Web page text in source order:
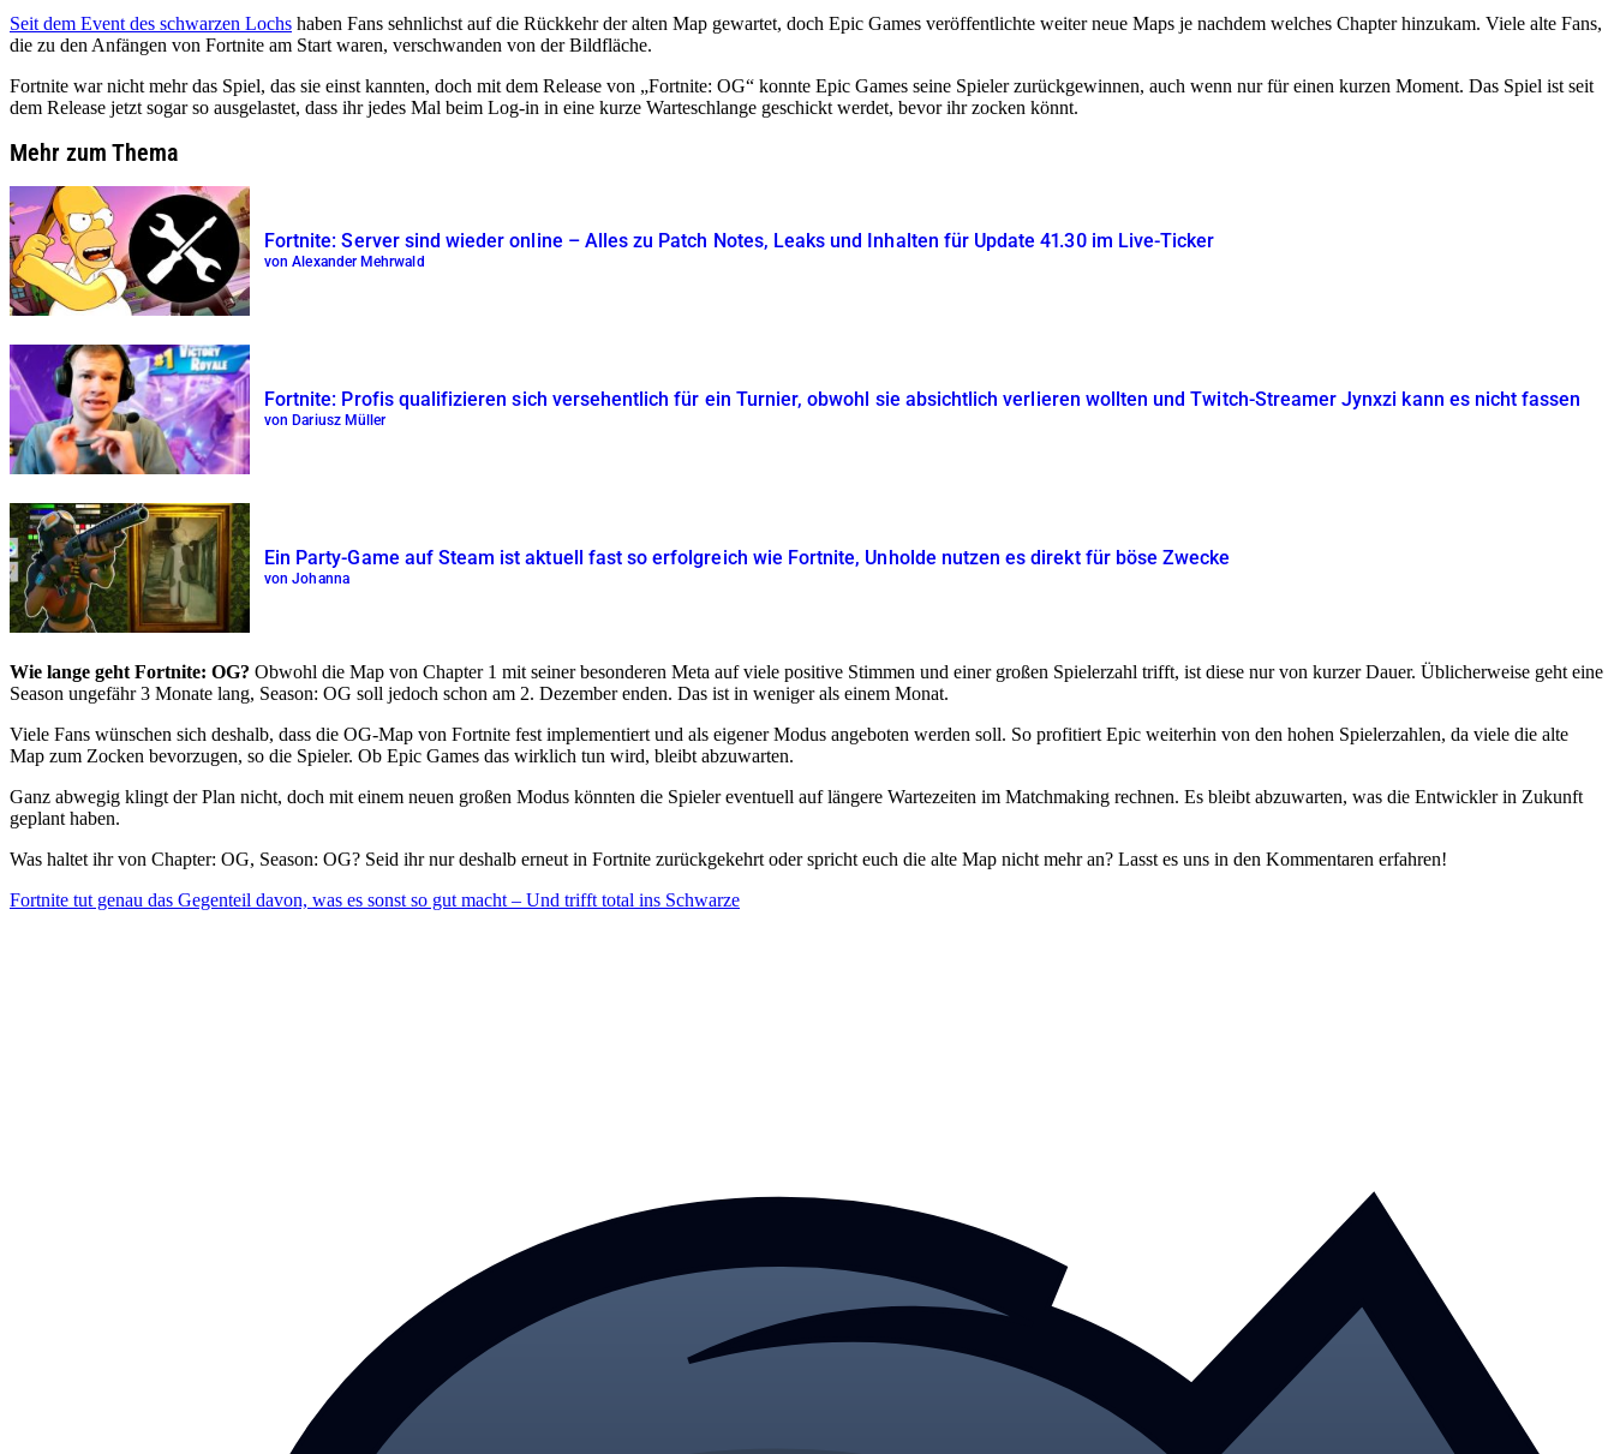
Seit dem Event des schwarzen Lochs haben Fans sehnlichst auf die Rückkehr der alten Map gewartet, doch Epic Games veröffentlichte weiter neue Maps je nachdem welches Chapter hinzukam. Viele alte Fans,
die zu den Anfängen von Fortnite am Start waren, verschwanden von der Bildfläche.
Fortnite war nicht mehr das Spiel, das sie einst kannten, doch mit dem Release von „Fortnite: OG“ konnte Epic Games seine Spieler zurückgewinnen, auch wenn nur für einen kurzen Moment. Das Spiel ist seit
dem Release jetzt sogar so ausgelastet, dass ihr jedes Mal beim Log-in in eine kurze Warteschlange geschickt werdet, bevor ihr zocken könnt.
Mehr zum Thema
Fortnite: Server sind wieder online – Alles zu Patch Notes, Leaks und Inhalten für Update 41.30 im Live-Ticker
von Alexander Mehrwald
Fortnite: Profis qualifizieren sich versehentlich für ein Turnier, obwohl sie absichtlich verlieren wollten und Twitch-Streamer Jynxzi kann es nicht fassen
von Dariusz Müller
Ein Party-Game auf Steam ist aktuell fast so erfolgreich wie Fortnite, Unholde nutzen es direkt für böse Zwecke
von Johanna
Wie lange geht Fortnite: OG? Obwohl die Map von Chapter 1 mit seiner besonderen Meta auf viele positive Stimmen und einer großen Spielerzahl trifft, ist diese nur von kurzer Dauer. Üblicherweise geht eine
Season ungefähr 3 Monate lang, Season: OG soll jedoch schon am 2. Dezember enden. Das ist in weniger als einem Monat.
Viele Fans wünschen sich deshalb, dass die OG-Map von Fortnite fest implementiert und als eigener Modus angeboten werden soll. So profitiert Epic weiterhin von den hohen Spielerzahlen, da viele die alte
Map zum Zocken bevorzugen, so die Spieler. Ob Epic Games das wirklich tun wird, bleibt abzuwarten.
Ganz abwegig klingt der Plan nicht, doch mit einem neuen großen Modus könnten die Spieler eventuell auf längere Wartezeiten im Matchmaking rechnen. Es bleibt abzuwarten, was die Entwickler in Zukunft
geplant haben.
Was haltet ihr von Chapter: OG, Season: OG? Seid ihr nur deshalb erneut in Fortnite zurückgekehrt oder spricht euch die alte Map nicht mehr an? Lasst es uns in den Kommentaren erfahren!
Fortnite tut genau das Gegenteil davon, was es sonst so gut macht – Und trifft total ins Schwarze